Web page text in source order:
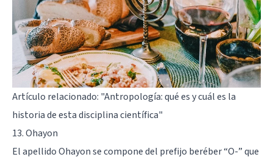
Artículo relacionado: "Antropología: qué es y cuál es la
historia de esta disciplina científica"
13. Ohayon
El apellido Ohayon se compone del prefijo beréber “O-” que